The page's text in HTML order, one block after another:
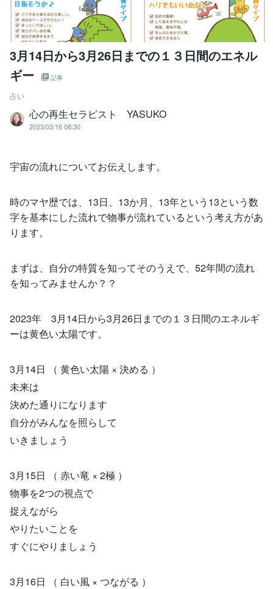
3月14日から3月26日までの１３日間のエネル
ギー
記事
占い
心の再生セラピスト YASUKO
2023/03/16 08:30
宇宙の流れについてお伝えします。
時のマヤ歴では、13日、13か月、13年という13という数
字を基本にした流れで物事が流れているという考え方があ
ります。
まずは、自分の特質を知ってそのうえで、52年間の流れ
を知ってみませんか？？
2023年 3月14日から3月26日までの１３日間のエネルギ
ーは黄色い太陽です。
3月14日 （ 黄色い太陽 × 決める ）
未来は
決めた通りになります
自分がみんなを照らして
いきましょう
3月15日 （ 赤い竜 × 2極 ）
物事を2つの視点で
捉えながら
やりたいことを
すぐにやりましょう
3月16日 （ 白い風 × つながる ）